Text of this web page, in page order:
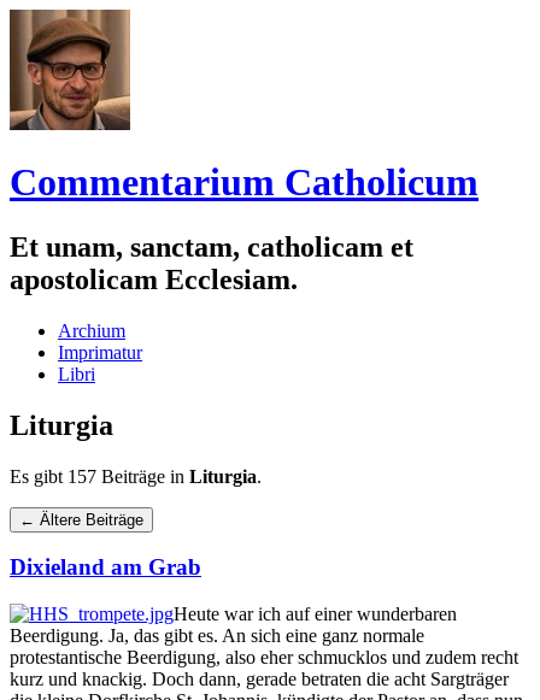
Commentarium Catholicum
Et unam, sanctam, catholicam et
apostolicam Ecclesiam.
Zum
Inhalt
springen
Archium
Imprimatur
Libri
Liturgia
Es gibt 157 Beiträge in Liturgia.
Navigation
← Ältere Beiträge
Dixieland am Grab
Heute war ich auf einer wunderbaren
Beerdigung. Ja, das gibt es. An sich eine ganz normale
protestantische Beerdigung, also eher schmucklos und zudem recht
kurz und knackig. Doch dann, gerade betraten die acht Sargträger